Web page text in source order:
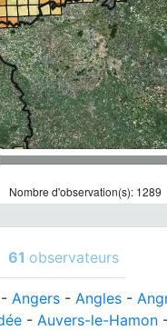
Nombre d'observation(s): 1289
61 observateurs
- Angers - Angles -
- Auvers-le-Hamon